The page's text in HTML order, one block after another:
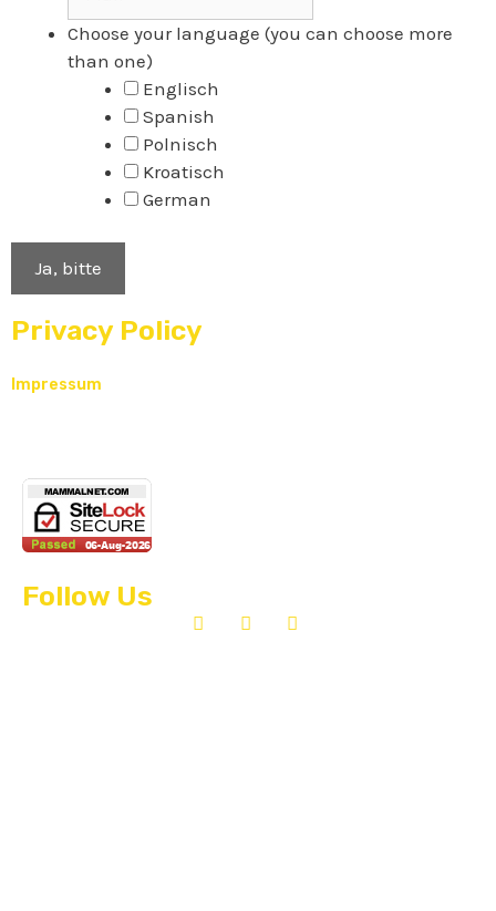
Follow Us
Choose your language (you can choose more
than one)
Englisch
Spanish
Polnisch
Kroatisch
German
Privacy Policy
Impressum